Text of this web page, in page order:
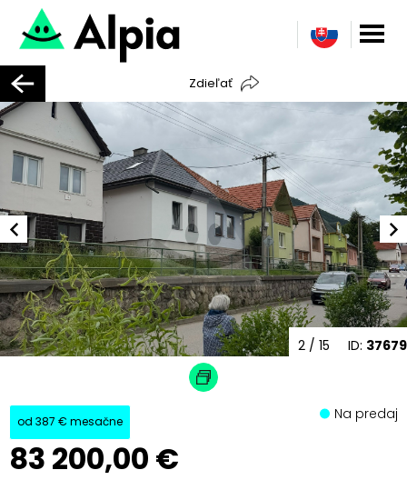
Zdieľať
ID: 37679
2 / 15
od 387 € mesačne
83 200,00 €
Na predaj